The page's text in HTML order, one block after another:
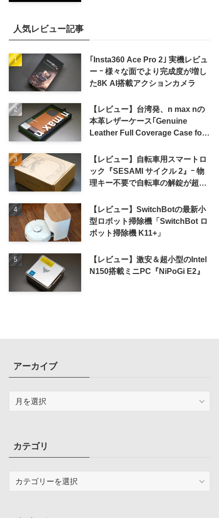
人気レビュー記事
｢Insta360 Ace Pro 2｣ 実機レビュ
ー ｰ 様々な面でより完成度が増し
た8K AI搭載アクションカメラ
【レビュー】台湾発、n max nの
本革レザーケース｢Genuine
Leather Full Coverage Case for
【レビュー】自転車用スマートロ
ック『SESAMI サイクル 2』ｰ 物
理キー不要で自転車の解錠が超簡
【レビュー】SwitchBotの最新小
型ロボット掃除機「SwitchBot ロ
ボット掃除機 K11+」
【レビュー】激安＆超小型のIntel
N150搭載ミニPC『NiPoGi E2』
アーカイブ
ブカテゴリ